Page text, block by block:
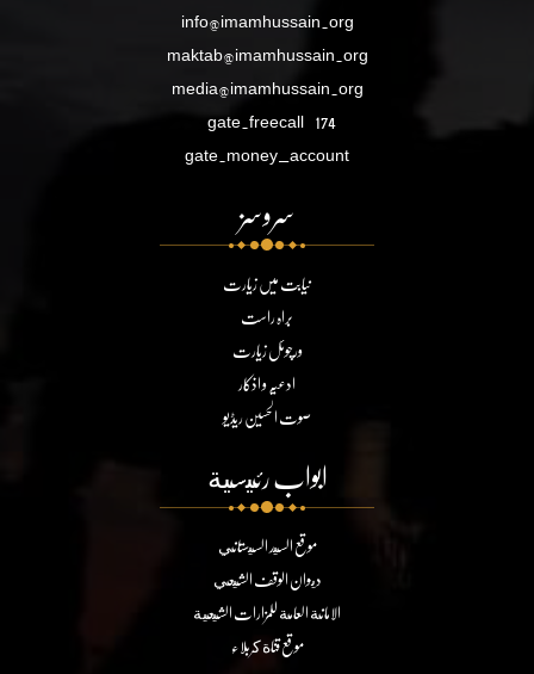
info@imamhussain.org
maktab@imamhussain.org
media@imamhussain.org
gate.freecall 174
gate.money_account
سروسز
نیابت میں زیارت
براہ راست
ورچوئل زیارت
ادعیہ و اذکار
صوت الحسین ریڈیو
ابواب رئيسية
موقع السيد السيستاني
ديوان الوقف الشيعي
الامانة العامة للمزارات الشيعية
موقع قناة كربلاء